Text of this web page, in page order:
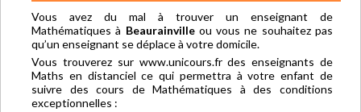
Vous avez du mal à trouver un enseignant de
Mathématiques à Beaurainvilleou vous ne souhaitez pas
qu’un enseignant se déplace à votre domicile.
Vous trouverez sur www.unicours.fr des enseignants de
Maths en distanciel ce qui permettra à votre enfant de
suivre des cours de Mathématiques à des conditions
exceptionnelles :